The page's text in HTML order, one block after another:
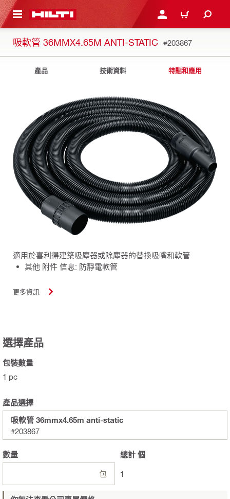
主要內容 登入或註冊購物車
吸軟管 36MMX4.65M ANTI-STATIC #203867
產品 技術資料 特點和應用
適用於喜利得建築吸塵器或除塵器的替換吸嘴和軟管
其他 附件 信息: 防靜電軟管
更多資訊
選擇產品
包裝數量
1 pc
產品選擇
吸軟管 36mmx4.65m anti-static
#203867
數量
包
總計 個
1